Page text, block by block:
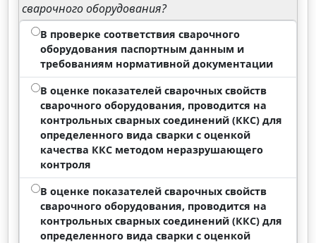
сварочного оборудования?
В проверке соответствия сварочного
оборудования паспортным данным и
требованиям нормативной документации
В оценке показателей сварочных свойств
сварочного оборудования, проводится на
контрольных сварных соединений (ККС) для
определенного вида сварки с оценкой
качества ККС методом неразрушающего
контроля
В оценке показателей сварочных свойств
сварочного оборудования, проводится на
контрольных сварных соединений (ККС) для
определенного вида сварки с оценкой